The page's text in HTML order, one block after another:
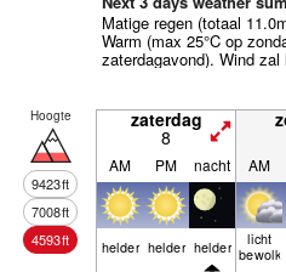
Matige regen (totaal
Warm (max 25°C op
zaterdagavond). Wind
Hoogte
9423ft
7008ft
4593ft
zaterdag
8
AM PM nacht AM
helder helder helder licht
bewolkt